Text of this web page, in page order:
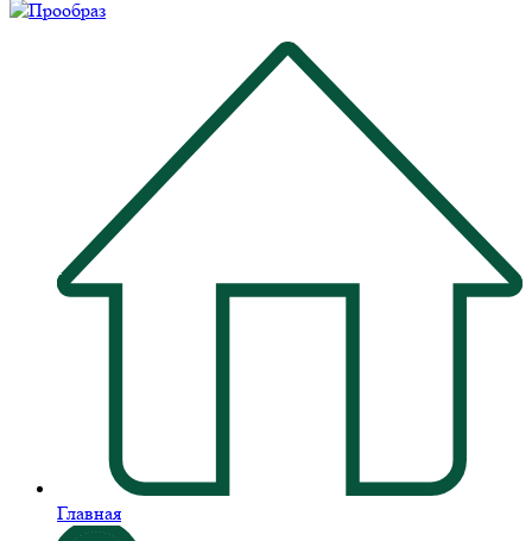
Главная